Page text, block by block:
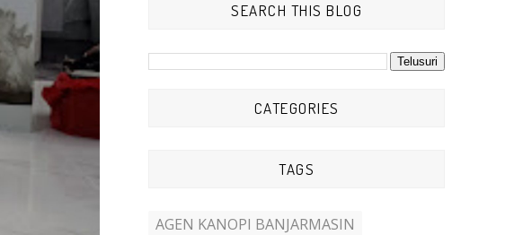
SEARCH THIS BLOG
CATEGORIES
TAGS
AGEN KANOPI BANJARMASIN